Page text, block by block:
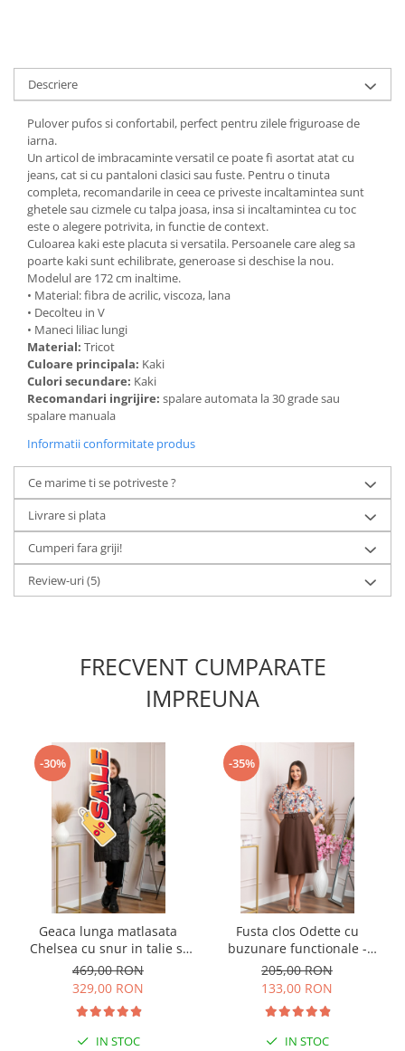
Descriere
Pulover pufos si confortabil, perfect pentru zilele friguroase de
iarna.
Un articol de imbracaminte versatil ce poate fi asortat atat cu
jeans, cat si cu pantaloni clasici sau fuste. Pentru o tinuta
completa, recomandarile in ceea ce priveste incaltamintea sunt
ghetele sau cizmele cu talpa joasa, insa si incaltamintea cu toc
este o alegere potrivita, in functie de context.
Culoarea kaki este placuta si versatila. Persoanele care aleg sa
poarte kaki sunt echilibrate, generoase si deschise la nou.
Modelul are 172 cm inaltime.
• Material: fibra de acrilic, viscoza, lana
• Decolteu in V
• Maneci liliac lungi
Material: Tricot
Culoare principala: Kaki
Culori secundare: Kaki
Recomandari ingrijire: spalare automata la 30 grade sau
spalare manuala
Informatii conformitate produs
Ce marime ti se potriveste ?
Livrare si plata
Cumperi fara griji!
Review-uri(5)
FRECVENT CUMPARATE
IMPREUNA
-30%
Geaca lunga matlasata
Chelsea cu snur in talie si
buzunare functionale -
Negru
469,00 RON
329,00 RON
IN STOC
-35%
Fusta clos Odette cu
buzunare functionale -
Maro
205,00 RON
133,00 RON
IN STOC